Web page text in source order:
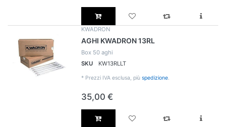
KWADRON
AGHI KWADRON 13RL
Box 50 aghi
SKU
KW13RLLT
* Prezzi IVA esclusa, più spedizione.
35,00 €